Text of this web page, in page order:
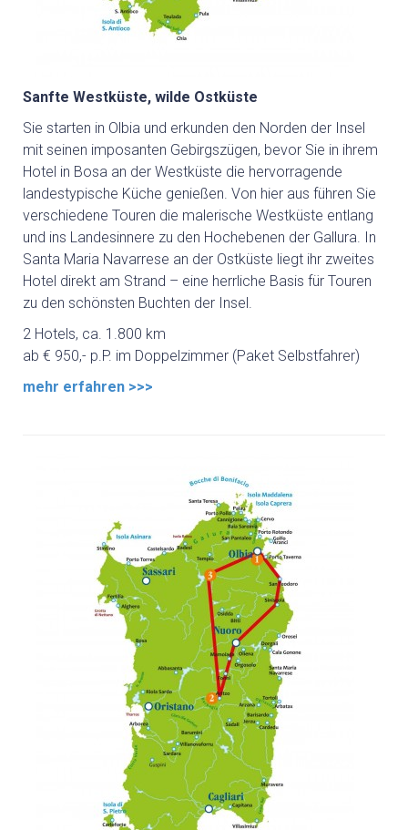
Sanfte Westküste, wilde Ostküste
Sie starten in Olbia und erkunden den Norden der Insel
mit seinen imposanten Gebirgszügen, bevor Sie in ihrem
Hotel in Bosa an der Westküste die hervorragende
landestypische Küche genießen. Von hier aus führen Sie
verschiedene Touren die malerische Westküste entlang
und ins Landesinnere zu den Hochebenen der Gallura. In
Santa Maria Navarrese an der Ostküste liegt ihr zweites
Hotel direkt am Strand – eine herrliche Basis für Touren
zu den schönsten Buchten der Insel.
2 Hotels, ca. 1.800 km
ab € 950,- p.P. im Doppelzimmer (Paket Selbstfahrer)
mehr erfahren >>>